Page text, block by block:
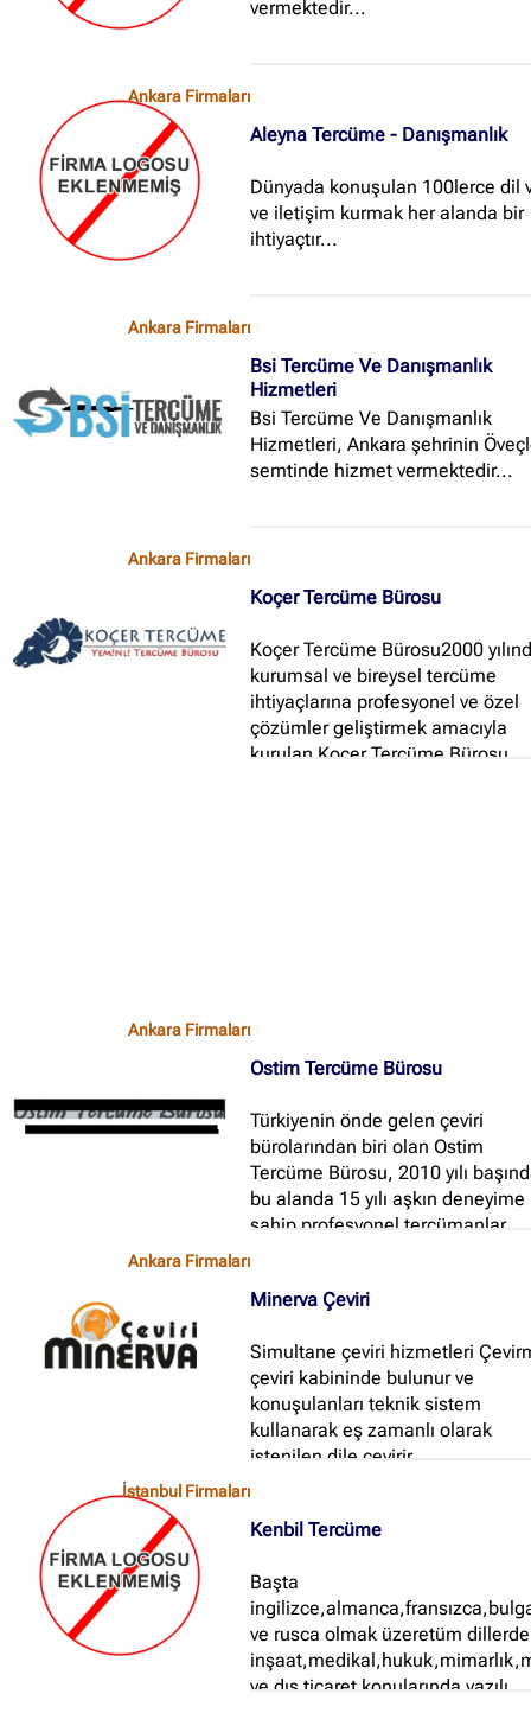
vermektedir...
Ankara Firmaları
Aleyna Tercüme - Danışmanlık
Dünyada konuşulan 100lerce dil
ve iletişim kurmak her alanda bir
ihtiyaçtır...
Ankara Firmaları
Bsi Tercüme Ve Danışmanlık
Hizmetleri
Bsi Tercüme Ve Danışmanlık
Hizmetleri, Ankara şehrinin
semtinde hizmet vermektedir...
Ankara Firmaları
Koçer Tercüme Bürosu
Koçer Tercüme Bürosu2000
kurumsal ve bireysel tercüme
ihtiyaçlarına profesyonel ve özel
çözümler geliştirmek amacıyla
kurulan Koçer Tercüme Bürosu,
Ankara Firmaları
Ostim Tercüme Bürosu
Türkiyenin önde gelen çeviri
bürolarından biri olan Ostim
Tercüme Bürosu, 2010 yılı
bu alanda 15 yılı aşkın deneyime
sahip profesyonel tercümanlar
zaman ve fiyat açısından en iyi
içindedir...
Ankara Firmaları
Minerva Çeviri
Simultane çeviri hizmetleri
çeviri kabininde bulunur ve
konuşulanları teknik sistem
kullanarak eş zamanlı olarak
istenilen dile çevirir...
İstanbul Firmaları
Kenbil Tercüme
Başta
ve rusca olmak üzeretüm dillerde
ve dış ticaret konularında yazılı